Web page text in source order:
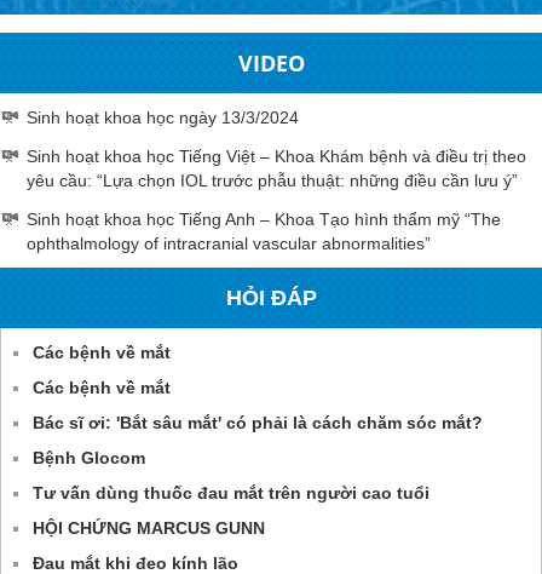
VIDEO
Sinh hoạt khoa học ngày 13/3/2024
Sinh hoạt khoa học Tiếng Việt – Khoa Khám bệnh và điều trị theo
yêu cầu: “Lựa chọn IOL trước phẫu thuật: những điều cần lưu ý”
Sinh hoạt khoa học Tiếng Anh – Khoa Tạo hình thẩm mỹ “The
ophthalmology of intracranial vascular abnormalities”
HỎI ĐÁP
Các bệnh về mắt
Các bệnh về mắt
Bác sĩ ơi: 'Bắt sâu mắt' có phải là cách chăm sóc mắt?
Bệnh Glocom
Tư vấn dùng thuốc đau mắt trên người cao tuổi
HỘI CHỨNG MARCUS GUNN
Đau mắt khi đeo kính lão